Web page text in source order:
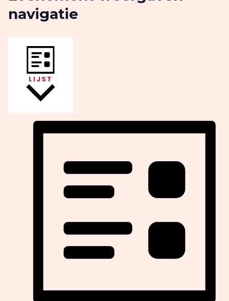
navigatie
LIJST